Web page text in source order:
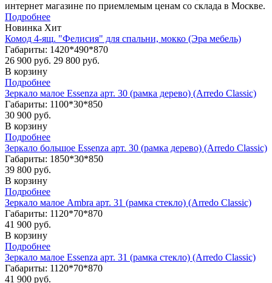
интернет магазине по приемлемым ценам со склада в Москве.
Подробнее
Новинка Хит
Комод 4-ящ. "Фелисия" для спальни, мокко (Эра мебель)
Габариты: 1420*490*870
26 900 руб. 29 800 руб.
В корзину
Подробнее
Зеркало малое Essenza арт. 30 (рамка дерево) (Arredo Classic)
Габариты: 1100*30*850
30 900 руб.
В корзину
Подробнее
Зеркало большое Essenza арт. 30 (рамка дерево) (Arredo Classic)
Габариты: 1850*30*850
39 800 руб.
В корзину
Подробнее
Зеркало малое Ambra арт. 31 (рамка стекло) (Arredo Classic)
Габариты: 1120*70*870
41 900 руб.
В корзину
Подробнее
Зеркало малое Essenza арт. 31 (рамка стекло) (Arredo Classic)
Габариты: 1120*70*870
41 900 руб.